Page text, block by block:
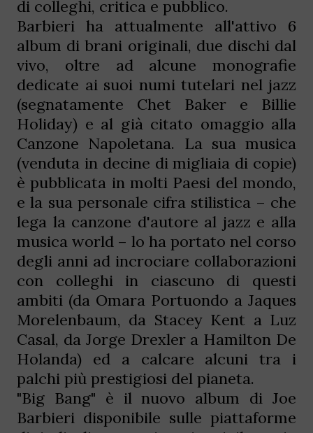
di colleghi, critica e pubblico.
Barbieri ha attualmente all'attivo 6
album di brani originali, due dischi dal
vivo, oltre ad alcune monografie
dedicate ai suoi numi tutelari nel jazz
(segnatamente Chet Baker e Billie
Holiday) e al già citato omaggio alla
Canzone Napoletana. La sua musica
(venduta in decine di migliaia di copie)
è pubblicata in molti Paesi del mondo,
e la sua personale cifra stilistica – che
lega la canzone d'autore al jazz e alla
musica world – lo ha portato nel corso
degli anni ad incrociare collaborazioni
con colleghi in ciascuno di questi
ambiti (da Omara Portuondo a Jaques
Morelenbaum, da Stacey Kent a Luz
Casal, da Jorge Drexler a Hamilton De
Holanda) ed a calcare alcuni tra i
palchi più prestigiosi del pianeta.
"Big Bang" è il nuovo album di Joe
Barbieri disponibile sulle piattaforme